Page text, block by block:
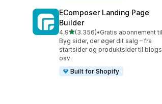
EComposer Landing Page
Builder
4,9ud af 5 stjerner
(3.356)
3356 anmeldelser i alt
•
Byg sider, der øger dit salg – fra
startsider og produktsider til blogs
osv.
Built for Shopify